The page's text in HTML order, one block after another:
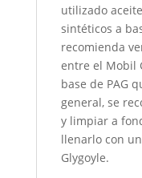
utilizado
sintéticos a
recomienda
entre el Mobil
base de PAG
general, se
y limpiar a
llenarlo con
Glygoyle.